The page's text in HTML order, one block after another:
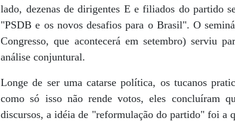
lado, dezenas de dirigentes E e filiados do partido
"PSDB e os novos desafios para o Brasil". O
Congresso, que acontecerá em setembro) serviu
análise conjuntural.
Longe de ser uma catarse política, os tucanos
como só isso não rende votos, eles concluíram
discursos, a idéia de "reformulação do partido" foi a